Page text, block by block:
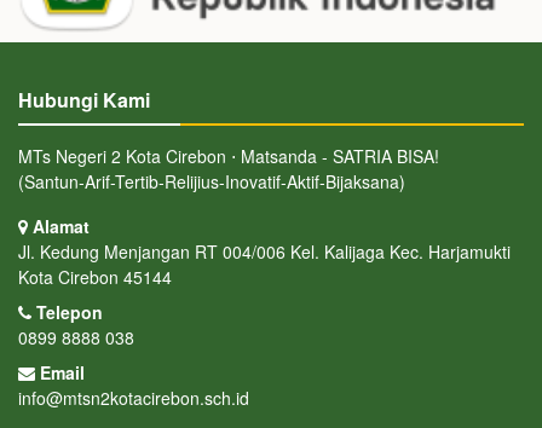
Hubungi Kami
MTs Negeri 2 Kota Cirebon ⋅ Matsanda - SATRIA BISA!
(Santun-Arif-Tertib-Relijius-Inovatif-Aktif-Bijaksana)
Alamat
Jl. Kedung Menjangan RT 004/006 Kel. Kalijaga Kec. Harjamukti
Kota Cirebon 45144
Telepon
0899 8888 038
Email
info@mtsn2kotacirebon.sch.id